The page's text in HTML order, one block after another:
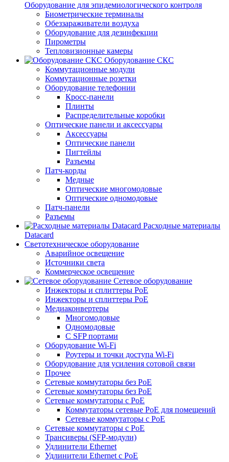
Оборудование для эпидемиологического контроля
Биометрические терминалы
Обеззараживатели воздуха
Оборудование для дезинфекции
Пирометры
Тепловизионные камеры
Оборудование СКС
Коммутационные модули
Коммутационные розетки
Оборудование телефонии
Кросс-панели
Плинты
Распределительные коробки
Оптические панели и аксессуары
Аксессуары
Оптические панели
Пигтейлы
Разъемы
Патч-корды
Медные
Оптические многомодовые
Оптические одномодовые
Патч-панели
Разъемы
Расходные материалы
Datacard
Светотехническое оборудование
Аварийное освещение
Источники света
Коммерческое освещение
Сетевое оборудование
Инжекторы и сплиттеры PoE
Инжекторы и сплиттеры РоЕ
Медиаконвертеры
Многомодовые
Одномодовые
С SFP портами
Оборудование Wi-Fi
Роутеры и точки доступа Wi-Fi
Оборудование для усиления сотовой связи
Прочее
Сетевые коммутаторы без PoE
Сетевые коммутаторы без РоЕ
Сетевые коммутаторы с PoE
Коммутаторы сетевые PoE для помещений
Сетевые коммутаторы с PoE
Сетевые коммутаторы с РоЕ
Трансиверы (SFP-модули)
Удлинители Ethernet
Удлинители Ethernet с PoE